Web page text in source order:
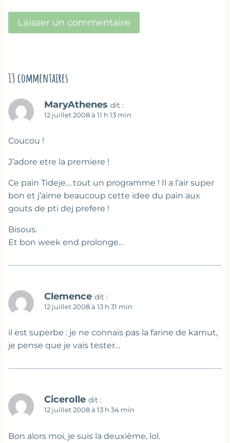
13 commentaires
MaryAthenes dit :
12 juillet 2008 à 11 h 13 min
Coucou !
J’adore etre la premiere !
Ce pain Tideje… tout un programme ! Il a l’air super
bon et j’aime beaucoup cette idee du pain aux
gouts de pti dej prefere !
Bisous.
Et bon week end prolonge…
Clemence dit :
12 juillet 2008 à 13 h 31 min
il est superbe : je ne connais pas la farine de kamut,
je pense que je vais tester…
Cicerolle dit :
12 juillet 2008 à 13 h 34 min
Bon alors moi, je suis la deuxième, lol.